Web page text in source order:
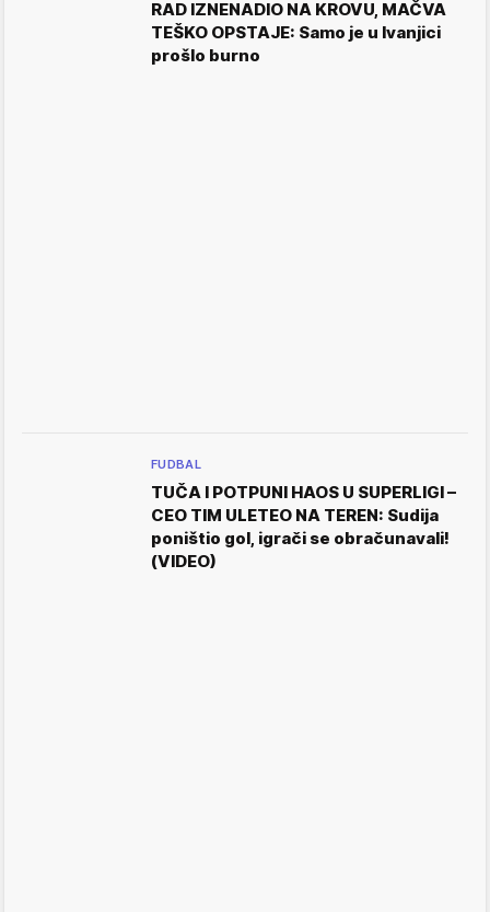
RAD IZNENADIO NA KROVU, MAČVA
TEŠKO OPSTAJE: Samo je u Ivanjici
prošlo burno
FUDBAL
TUČA I POTPUNI HAOS U SUPERLIGI –
CEO TIM ULETEO NA TEREN: Sudija
poništio gol, igrači se obračunavali!
(VIDEO)